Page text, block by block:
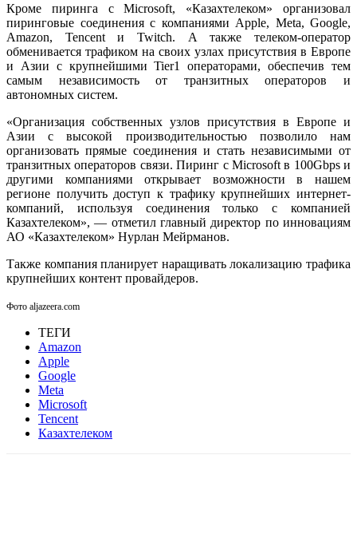
Кроме пиринга с Microsoft, «Казахтелеком» организовал
пиринговые соединения с компаниями Apple, Meta, Google,
Amazon, Tencent и Twitch. А также телеком-оператор
обменивается трафиком на своих узлах присутствия в Европе
и Азии с крупнейшими Tier1 операторами, обеспечив тем
самым независимость от транзитных операторов и
автономных систем.
«Организация собственных узлов присутствия в Европе и
Азии с высокой производительностью позволило нам
организовать прямые соединения и стать независимыми от
транзитных операторов связи. Пиринг с Microsoft в 100Gbps и
другими компаниями открывает возможности в нашем
регионе получить доступ к трафику крупнейших интернет-
компаний, используя соединения только с компанией
Казахтелеком», — отметил главный директор по инновациям
АО «Казахтелеком» Нурлан Мейрманов.
Также компания планирует наращивать локализацию трафика
крупнейших контент провайдеров.
Фото aljazeera.com
ТЕГИ
Amazon
Apple
Google
Meta
Microsoft
Tencent
Казахтелеком